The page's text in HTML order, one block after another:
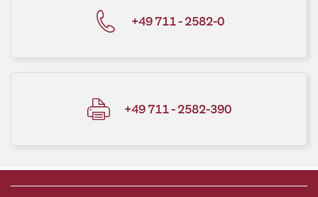
+49 711 - 2582-0
+49 711 - 2582-390